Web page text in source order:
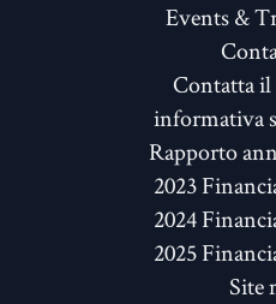
Events &
Contatta il
informativa
Rapporto
2023
2024
2025
Site